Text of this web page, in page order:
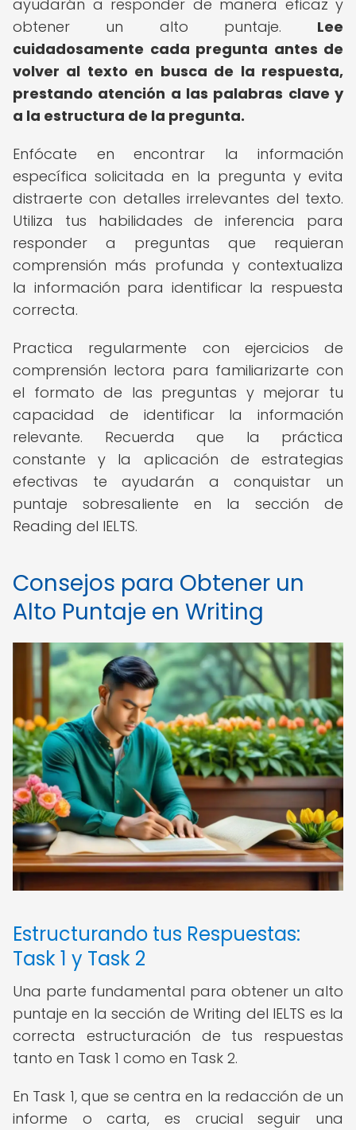
ayudarán a responder de manera eficaz y
obtener un alto puntaje. Lee
cuidadosamente cada pregunta antes de
volver al texto en busca de la respuesta,
prestando atención a las palabras clave y
a la estructura de la pregunta.
Enfócate en encontrar la información
específica solicitada en la pregunta y evita
distraerte con detalles irrelevantes del texto.
Utiliza tus habilidades de inferencia para
responder a preguntas que requieran
comprensión más profunda y contextualiza
la información para identificar la respuesta
correcta.
Practica regularmente con ejercicios de
comprensión lectora para familiarizarte con
el formato de las preguntas y mejorar tu
capacidad de identificar la información
relevante. Recuerda que la práctica
constante y la aplicación de estrategias
efectivas te ayudarán a conquistar un
puntaje sobresaliente en la sección de
Reading del IELTS.
Consejos para Obtener un
Alto Puntaje en Writing
Estructurando tus Respuestas:
Task 1 y Task 2
Una parte fundamental para obtener un alto
puntaje en la sección de Writing del IELTS es la
correcta estructuración de tus respuestas
tanto en Task 1 como en Task 2.
En Task 1, que se centra en la redacción de un
informe o carta, es crucial seguir una